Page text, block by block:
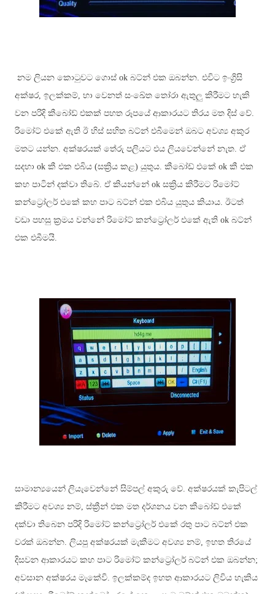
නම ලියන කොටුවට ගොස් ok බට්න් එක ඔබන්න. එවිට ඉංග්‍රිසි
අක්ෂර, ඉලක්කම්, හා වෙනත් සංඛේත තෝරා ඇතුලු කිරීමට හැකි
වන පරිදි කීබෝඩ් එකක් පහත රූපයේ ආකාරයට තිරය මත දිස් වේ.
රිමෝට් එකේ ඇති ඊ හිස් සහිත බට්න් එබීමෙන් ඔබට අවශ්‍ය අකුර
මතට යන්න. අක්ෂරයක් තේරු පලියට එය ලියවෙන්නේ නැත. ඒ
සදහා ok කී එක එබිය (සක්‍රිය කළ) යුතුය. කීබෝඩ් එකේ ok කී එක
කහ පාටින් දක්වා තිබේ. ඒ කියන්නේ ok සක්‍රිය කිරීමට රිමෝට්
කන්ට්‍රෝලර් එකේ කහ පාට බට්න් එක එබිය යුතුය කියාය. ඊටත්
වඩා පහසු ක්‍රමය වන්නේ රිමෝට් කන්ට්‍රෝලර් එකේ ඇති ok බට්න්
එක එබීමයි.
සාමාන්‍යයෙන් ලියැවෙන්නේ සිම්පල් අකුරු වේ. අක්ෂරයක් කැපිටල්
කිරීමට අවශ්‍ය නම්, ස්ක්‍රීන් එක මත දර්ශනය වන කීබෝඩ් එකේ
දක්වා තිබෙන පරිදි රිමෝට් කන්ට්‍රෝලර් එකේ රතු පාට බට්න් එක
වරක් ඔබන්න. ලියපු අක්ෂරයක් මැකීමට අවශ්‍ය නම්, ඉහත තිරයේ
දිසවන ආකාරයට කහ පාට රිමෝට් කන්ට්‍රෝලර් බට්න් එක ඔබන්න;
අවසාන අක්ෂරය මැකේවි. ඉලක්කම්ද ඉහත ආකාරයට ලිවිය හැකිය